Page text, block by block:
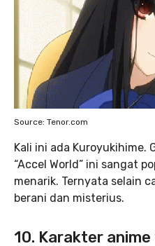
Source: Tenor.com
Kali ini ada Kuroyukihime.
“Accel World” ini sangat
menarik. Ternyata selain
berani dan misterius.
10. Karakter